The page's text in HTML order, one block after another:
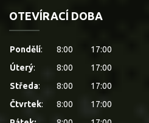
OTEVÍRACÍ DOBA
Pondělí: 8:00
17:00
Úterý: 8:00
17:00
Středa: 8:00
17:00
Čtvrtek: 8:00
17:00